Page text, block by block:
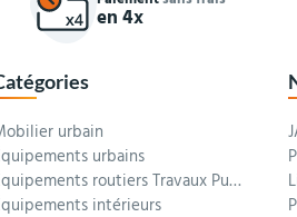
en 4x
urbain
urbains
Équipements routiers Travaux Publics
intérieurs